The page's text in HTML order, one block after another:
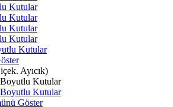
Kutular
Kutular
Kutular
Kutular
Kutular
Ayıcık)
Kutular
Kutular
Göster